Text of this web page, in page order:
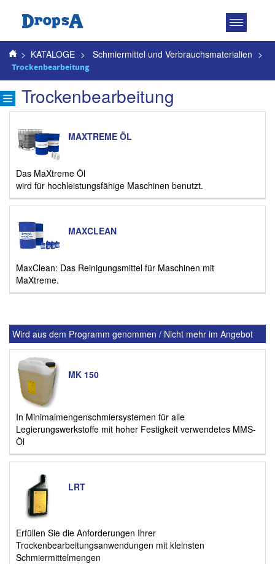
Toggle
> KATALOGE > Schmiermittel und Verbrauchsmaterialien >
Trockenbearbeitung
Trockenbearbeitung
MAXTREME ÖL
Das MaXtreme Öl
wird für hochleistungsfähige Maschinen benutzt.
MAXCLEAN
MaxClean: Das Reinigungsmittel für Maschinen mit
MaXtreme.
Wird aus dem Programm genommen / Nicht mehr im Angebot
MK 150
In Minimalmengenschmiersystemen für alle
Legierungswerkstoffe mit hoher Festigkeit verwendetes MMS-
Öl
LRT
Erfüllen Sie die Anforderungen Ihrer
Trockenbearbeitungsanwendungen mit kleinsten
Schmiermittelmengen